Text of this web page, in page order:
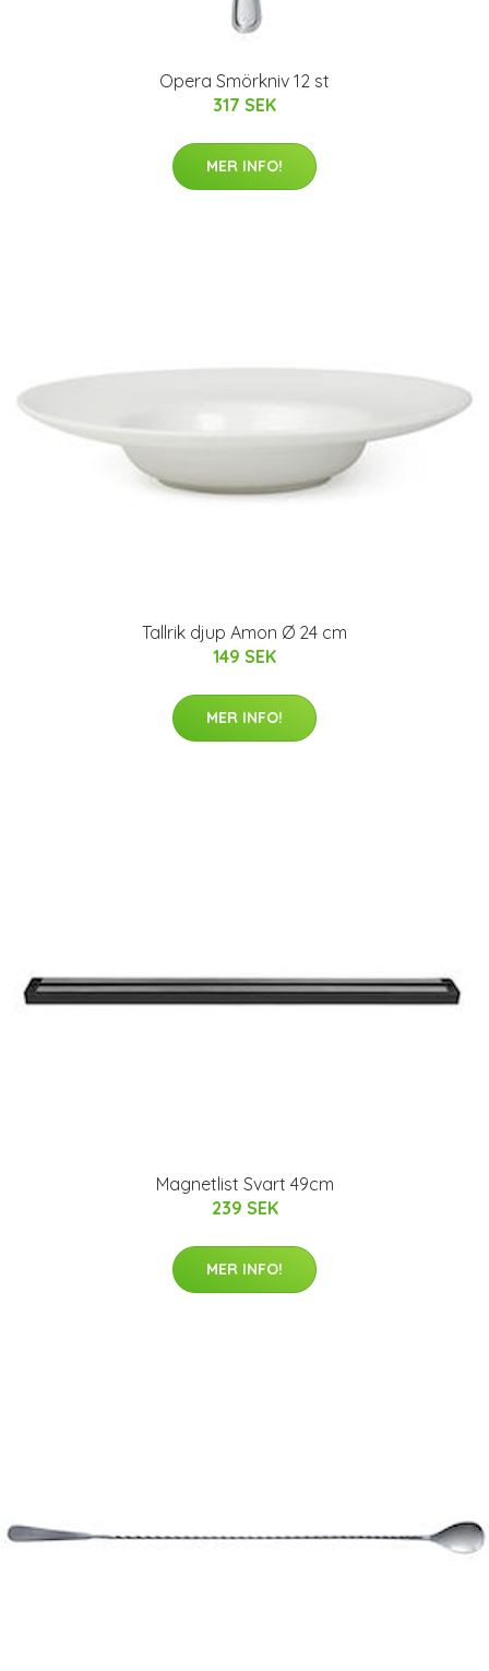
Opera Smörkniv 12 st
317 SEK
MER INFO!
Tallrik djup Amon Ø 24 cm
149 SEK
MER INFO!
Magnetlist Svart 49cm
239 SEK
MER INFO!